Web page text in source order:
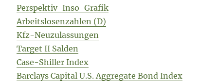
Perspektiv-Inso-Grafik
Arbeitslosenzahlen (D)
Kfz-Neuzulassungen
Target II Salden
Case-Shiller Index
Barclays Capital U.S. Aggregate Bond Index